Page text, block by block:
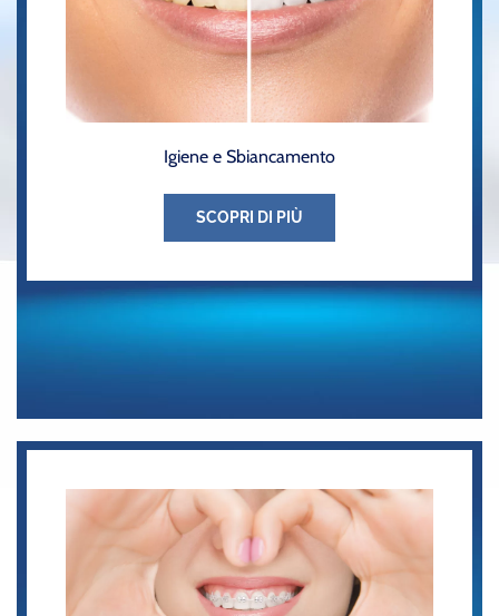
Igiene e Sbiancamento
SCOPRI DI PIÙ